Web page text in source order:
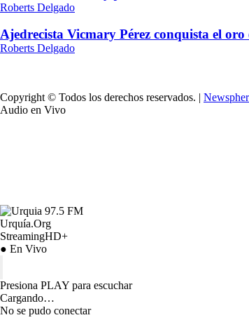
Roberts Delgado
Ajedrecista Vicmary Pérez conquista el
Roberts Delgado
Copyright © Todos los derechos reservados. |
Audio en Vivo
Urquía.Org
StreamingHD+
● En Vivo
Presiona PLAY para escuchar
Cargando…
No se pudo conectar